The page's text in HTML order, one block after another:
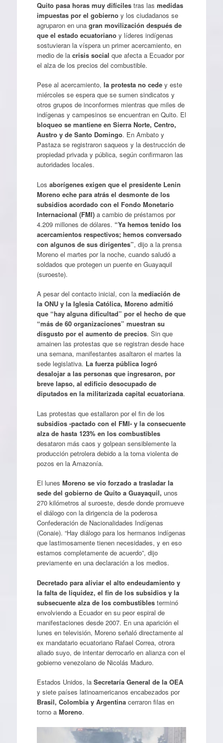
Quito pasa horas muy difícilestras las medidas
impuestas por el gobierno y los ciudadanos se
agruparon en una gran movilización después de
que el estado ecuatorianoy líderes indígenas
sostuvieran la víspera un primer acercamiento, en
medio de la crisis social que afecta a Ecuador por
el alza de los precios del combustible.
Pese al acercamiento, la protesta no cedey este
miércoles se espera que se sumen sindicatos y
otros grupos de inconformes mientras que miles de
indígenas y campesinos se encuentran en Quito. El
bloqueo se mantiene en Sierra Norte, Centro,
Austro y de Santo Domingo. En Ambato y
Pastaza se registraron saqueos y la destrucción de
propiedad privada y pública, según confirmaron las
autoridades locales.
Los aborígenes exigen que el presidente Lenin
Moreno eche para atrás el desmonte de los
subsidios acordado con el Fondo Monetario
Internacional (FMI)a cambio de préstamos por
4.209 millones de dólares. “Ya hemos tenido los
acercamientos respectivos; hemos conversado
con algunos de sus dirigentes”, dijo a la prensa
Moreno el martes por la noche, cuando saludó a
soldados que protegen un puente en Guayaquil
(suroeste).
A pesar del contacto inicial, con la mediación de
la ONU y la Iglesia Católica, Moreno admitió
que “hay alguna dificultad” por el hecho de que
“más de 60 organizaciones” muestran su
disgusto por el aumento de precios. Sin que
amainen las protestas que se registran desde hace
una semana, manifestantes asaltaron el martes la
sede legislativa. La fuerza pública logró
desalojar a las personas que ingresaron, por
breve lapso, al edificio desocupado de
diputados en la militarizada capital ecuatoriana.
Las protestas que estallaron por el fin de los
subsidios -pactado con el FMI- y la consecuente
alza de hasta 123% en los combustibles
desataron más caos y golpean sensiblemente la
producción petrolera debido a la toma violenta de
pozos en la Amazonía.
El lunes Moreno se vio forzado a trasladar la
sede del gobierno de Quito a Guayaquil, unos
270 kilómetros al suroeste, desde donde promueve
el diálogo con la dirigencia de la poderosa
Confederación de Nacionalidades Indígenas
(Conaie). “Hay diálogo para los hermanos indígenas
que lastimosamente tienen necesidades, y en eso
estamos completamente de acuerdo”, dijo
previamente en una declaración a los medios.
Decretado para aliviar el alto endeudamiento y
la falta de liquidez, el fin de los subsidios y la
subsecuente alza de los combustiblesterminó
envolviendo a Ecuador en su peor espiral de
manifestaciones desde 2007. En una aparición el
lunes en televisión, Moreno señaló directamente al
ex mandatario ecuatoriano Rafael Correa, otrora
aliado suyo, de intentar derrocarlo en alianza con el
gobierno venezolano de Nicolás Maduro.
Estados Unidos, la Secretaría General de la OEA
y siete países latinoamericanos encabezados por
Brasil, Colombia y Argentinacerraron filas en
torno a Moreno.